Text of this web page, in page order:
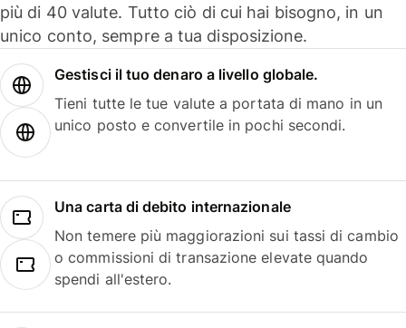
più di 40 valute. Tutto ciò di cui hai bisogno, in un
unico conto, sempre a tua disposizione.
Gestisci il tuo denaro a livello globale.
Tieni tutte le tue valute a portata di mano in un
unico posto e convertile in pochi secondi.
Una carta di debito internazionale
Non temere più maggiorazioni sui tassi di cambio
o commissioni di transazione elevate quando
spendi all'estero.